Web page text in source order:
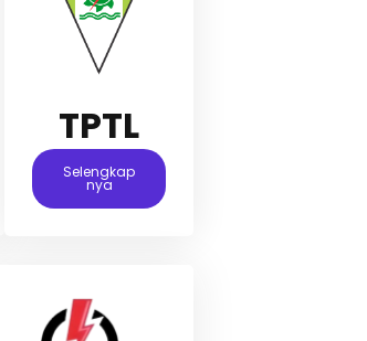
TPTL
Selengkap
Nya